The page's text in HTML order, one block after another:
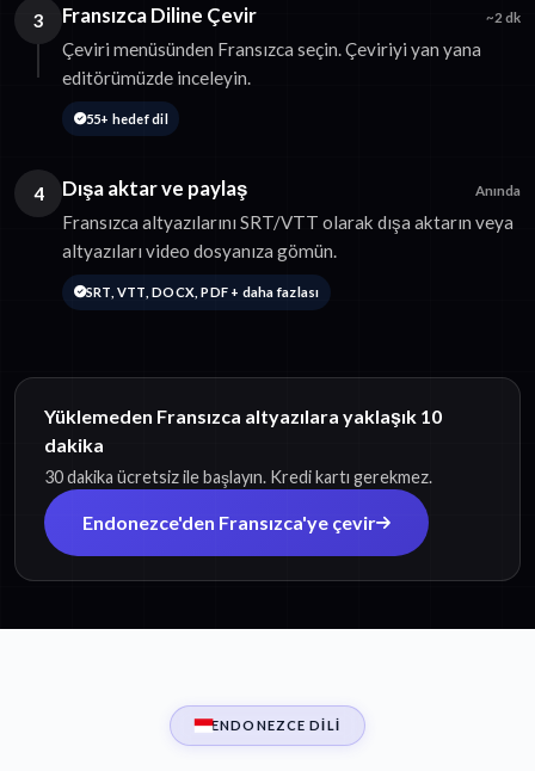
3 Fransızca Diline Çevir ~2 dk
Çeviri menüsünden Fransızca seçin. Çeviriyi yan yana
editörümüzde inceleyin.
55+ hedef dil
4 Dışa aktar ve paylaş Anında
Fransızca altyazılarını SRT/VTT olarak dışa aktarın veya
altyazıları video dosyanıza gömün.
SRT, VTT, DOCX, PDF + daha fazlası
Yüklemeden Fransızca altyazılara yaklaşık 10
dakika
30 dakika ücretsiz ile başlayın. Kredi kartı gerekmez.
Endonezce'den Fransızca'ye çevir
ENDONEZCE DILI